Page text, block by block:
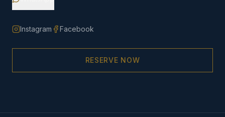
Instagram Facebook
RESERVE NOW